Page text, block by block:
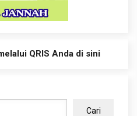
QRIS Anda di sini
Cari